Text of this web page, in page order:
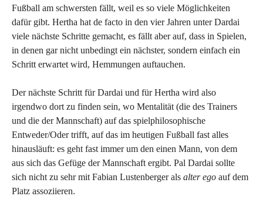
Fußball am schwersten fällt, weil es so viele Möglichkeiten
dafür gibt. Hertha hat de facto in den vier Jahren unter Dardai
viele nächste Schritte gemacht, es fällt aber auf, dass in Spielen,
in denen gar nicht unbedingt ein nächster, sondern einfach ein
Schritt erwartet wird, Hemmungen auftauchen.
Der nächste Schritt für Dardai und für Hertha wird also
irgendwo dort zu finden sein, wo Mentalität (die des Trainers
und die der Mannschaft) auf das spielphilosophische
Entweder/Oder trifft, auf das im heutigen Fußball fast alles
hinausläuft: es geht fast immer um den einen Mann, von dem
aus sich das Gefüge der Mannschaft ergibt. Pal Dardai sollte
sich nicht zu sehr mit Fabian Lustenberger als alter ego auf dem
Platz assoziieren.